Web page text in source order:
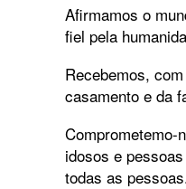
Afirmamos o
fiel pela
Recebemos,
casamento e da
Comprometemo-
idosos e
todas as